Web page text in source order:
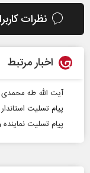
نظرات
اخبار مرتبط
آیت الله طه محمدی
پیام تسلیت
پیام تسلیت